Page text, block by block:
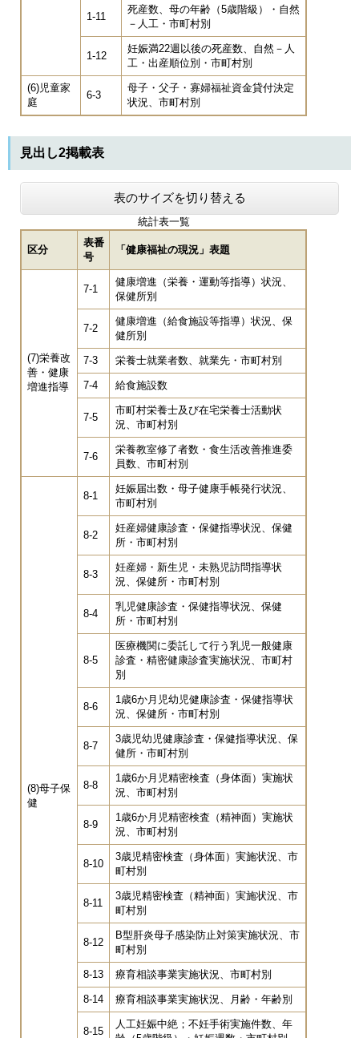
1-11
死産数、母の年齢（5歳階級）・自然
－人工・市町村別
1-12
妊娠満22週以後の死産数、自然－人
工・出産順位別・市町村別
(6)児童家
庭
6-3
母子・父子・寡婦福祉資金貸付決定
状況、市町村別
見出し2掲載表
表のサイズを切り替える
統計表一覧
区分
表番
号
「健康福祉の現況」表題
(7)栄養改
善・健康
増進指導
7-1
健康増進（栄養・運動等指導）状況、
保健所別
7-2
健康増進（給食施設等指導）状況、保
健所別
7-3 栄養士就業者数、就業先・市町村別
7-4 給食施設数
7-5
市町村栄養士及び在宅栄養士活動状
況、市町村別
7-6
栄養教室修了者数・食生活改善推進委
員数、市町村別
(8)母子保
健
8-1
妊娠届出数・母子健康手帳発行状況、
市町村別
8-2
妊産婦健康診査・保健指導状況、保健
所・市町村別
8-3
妊産婦・新生児・未熟児訪問指導状
況、保健所・市町村別
8-4
乳児健康診査・保健指導状況、保健
所・市町村別
8-5
医療機関に委託して行う乳児一般健康
診査・精密健康診査実施状況、市町村
別
8-6
1歳6か月児幼児健康診査・保健指導状
況、保健所・市町村別
8-7
3歳児幼児健康診査・保健指導状況、保
健所・市町村別
8-8
1歳6か月児精密検査（身体面）実施状
況、市町村別
8-9
1歳6か月児精密検査（精神面）実施状
況、市町村別
8-10
3歳児精密検査（身体面）実施状況、市
町村別
8-11
3歳児精密検査（精神面）実施状況、市
町村別
8-12
B型肝炎母子感染防止対策実施状況、市
町村別
8-13 療育相談事業実施状況、市町村別
8-14 療育相談事業実施状況、月齢・年齢別
8-15
人工妊娠中絶；不妊手術実施件数、年